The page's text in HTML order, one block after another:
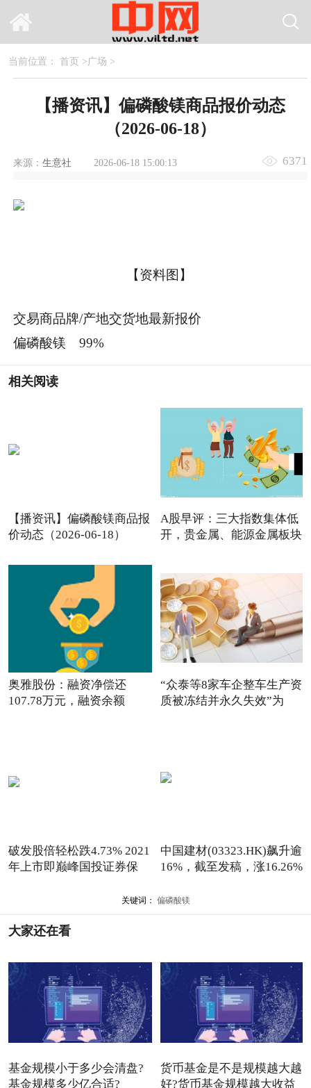
当前位置： 首页 >广场 >
【播资讯】偏磷酸镁商品报价动态
（2026-06-18）
来源： 生意社 2026-06-18 15:00:13 6371
【资料图】
交易商品牌/产地交货地最新报价
偏磷酸镁 99%
相关阅读
【播资讯】偏磷酸镁商品报
价动态（2026-06-18）
A股早评：三大指数集体低
开，贵金属、能源金属板块
奥雅股份：融资净偿还
107.78万元，融资余额
“众泰等8家车企整车生产资
质被冻结并永久失效”为
破发股倍轻松跌4.73% 2021
年上市即巅峰国投证券保
中国建材(03323.HK)飙升逾
16%，截至发稿，涨16.26%
关键词： 偏磷酸镁
大家还在看
基金规模小于多少会清盘?
基金规模多少亿合适?
货币基金是不是规模越大越
好?货币基金规模越大收益